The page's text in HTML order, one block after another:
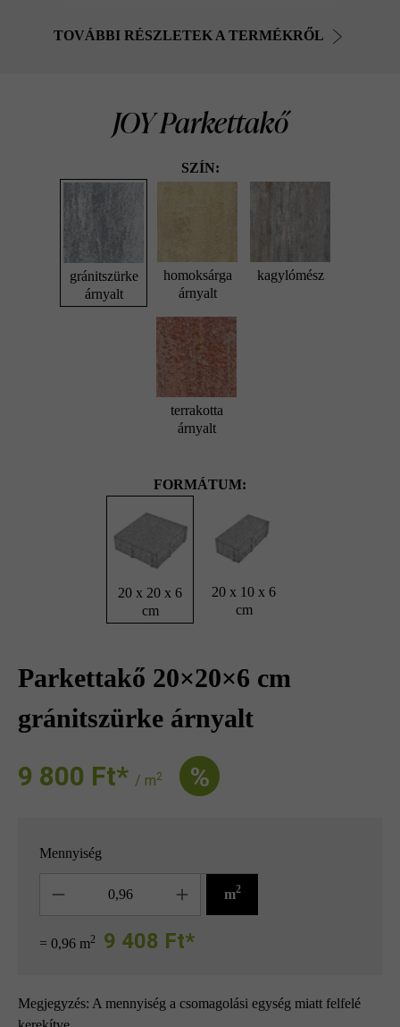
TOVÁBBI RÉSZLETEK A TERMÉKRŐL
JOY Parkettakő
SZÍN:
gránitszürke
árnyalt
homoksárga
árnyalt
kagylómész
terrakotta
árnyalt
FORMÁTUM:
20 x 20 x 6
cm
20 x 10 x 6
cm
Parkettakő 20×20×6 cm
gránitszürke árnyalt
9 800 Ft‎‎‎* / m2 %
Mennyiség
m2
= 0,96 m2 9 408 Ft*
Megjegyzés: A mennyiség a csomagolási egység miatt felfelé